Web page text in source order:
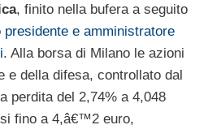
, finito nella bufera a seguito
e amministratore
. Alla borsa di Milano le azioni
e della difesa, controllato dal
perdita del 2,74% a 4,048
fino a 4,â€™2 euro,